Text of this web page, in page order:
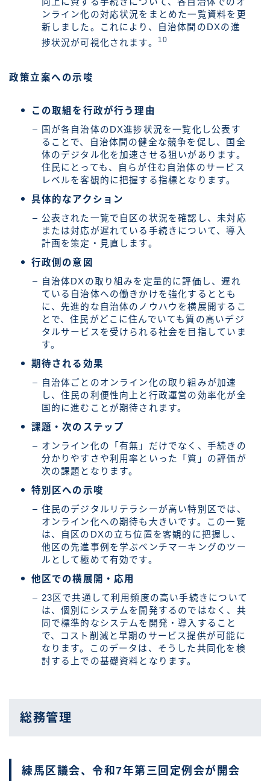
向上に資する手続きについて、各自治体でのオ
ンライン化の対応状況をまとめた一覧資料を更
新しました。これにより、自治体間のDXの進
捗状況が可視化されます。
10
政策立案への示唆
この取組を行政が行う理由
国が各自治体のDX進捗状況を一覧化し公表す
ることで、自治体間の健全な競争を促し、国全
体のデジタル化を加速させる狙いがあります。
住民にとっても、自らが住む自治体のサービス
レベルを客観的に把握する指標となります。
具体的なアクション
公表された一覧で自区の状況を確認し、未対応
または対応が遅れている手続きについて、導入
計画を策定・見直します。
行政側の意図
自治体DXの取り組みを定量的に評価し、遅れ
ている自治体への働きかけを強化するととも
に、先進的な自治体のノウハウを横展開するこ
とで、住民がどこに住んでいても質の高いデジ
タルサービスを受けられる社会を目指していま
す。
期待される効果
自治体ごとのオンライン化の取り組みが加速
し、住民の利便性向上と行政運営の効率化が全
国的に進むことが期待されます。
課題・次のステップ
オンライン化の「有無」だけでなく、手続きの
分かりやすさや利用率といった「質」の評価が
次の課題となります。
特別区への示唆
住民のデジタルリテラシーが高い特別区では、
オンライン化への期待も大きいです。この一覧
は、自区のDXの立ち位置を客観的に把握し、
他区の先進事例を学ぶベンチマーキングのツー
ルとして極めて有効です。
他区での横展開・応用
23区で共通して利用頻度の高い手続きについて
は、個別にシステムを開発するのではなく、共
同で標準的なシステムを開発・導入すること
で、コスト削減と早期のサービス提供が可能に
なります。このデータは、そうした共同化を検
討する上での基礎資料となります。
総務管理
練馬区議会、令和7年第三回定例会が開会